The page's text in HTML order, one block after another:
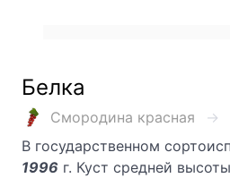
Белка
Смородина красная
В государственном
1996 г. Куст средней